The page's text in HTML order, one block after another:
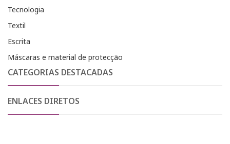
Tecnologia
Textil
Escrita
Máscaras e material de protecção
CATEGORIAS DESTACADAS
ENLACES DIRETOS